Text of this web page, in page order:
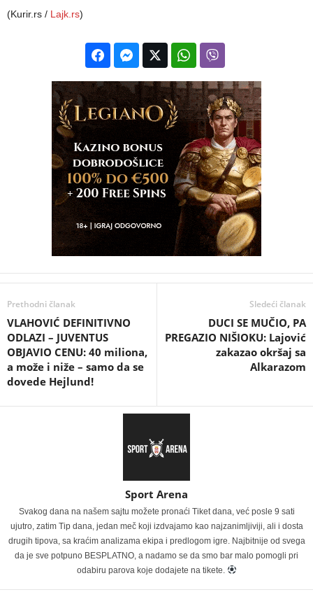
(Kurir.rs / Lajk.rs)
Prethodni članak
VLAHOVIĆ DEFINITIVNO
ODLAZI – JUVENTUS
OBJAVIO CENU: 40 miliona,
a može i niže – samo da se
dovede Hejlund!
Sledeći članak
DUCI SE MUČIO, PA
PREGAZIO NIŠIOKU: Lajović
zakazao okršaj sa
Alkarazom
Sport Arena
Svakog dana na našem sajtu možete pronaći Tiket dana, već posle 9 sati
ujutro, zatim Tip dana, jedan meč koji izdvajamo kao najzanimljiviji, ali i dosta
drugih tipova, sa kraćim analizama ekipa i predlogom igre. Najbitnije od svega
da je sve potpuno BESPLATNO, a nadamo se da smo bar malo pomogli pri
odabiru parova koje dodajete na tikete.